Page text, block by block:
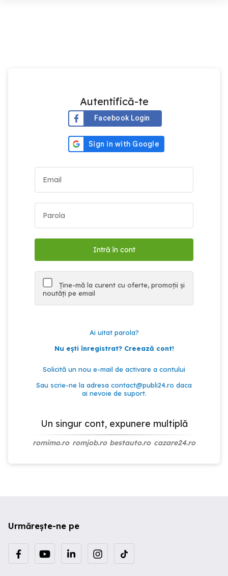
Autentifică-te
Facebook Login
Ține-mă la curent cu oferte, promoții și
noutăți pe email
Ai uitat parola?
Nu ești înregistrat? Creează cont!
Solicită un nou e-mail de activare a contului
Sau scrie-ne la adresa contact@publi24.ro daca
ai nevoie de suport.
Un singur cont, expunere multiplă
romimo.ro romjob.ro bestauto.ro cazare24.ro
Urmărește-ne pe